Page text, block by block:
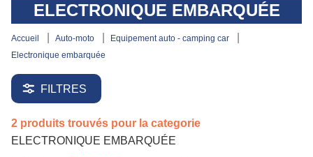
ELECTRONIQUE EMBARQUÉE
accueil auto-moto
equipement auto - camping car
electronique embarquée
FILTRES
2 produits trouvés pour la categorie
ELECTRONIQUE EMBARQUÉE